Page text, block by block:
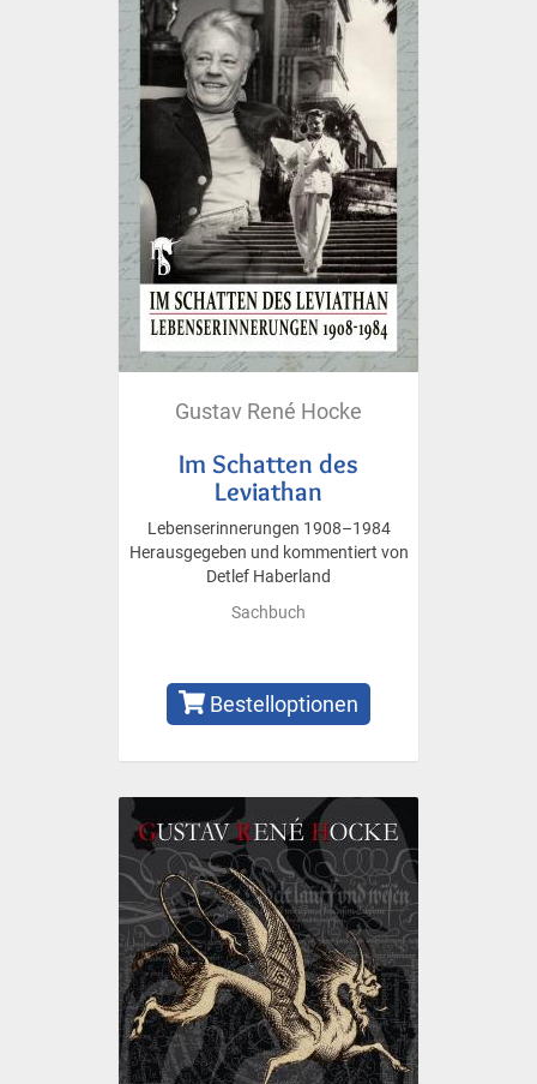
Gustav René Hocke
Im Schatten des
Leviathan
Lebenserinnerungen 1908–1984
Herausgegeben und kommentiert von
Detlef Haberland
Sachbuch
Bestelloptionen